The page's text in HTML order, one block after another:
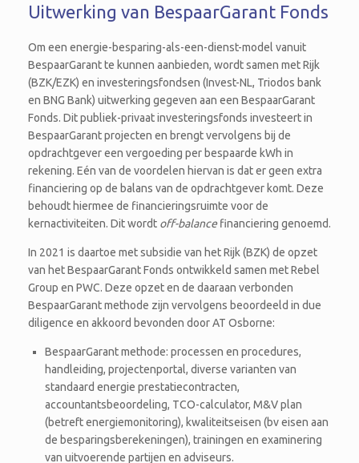
Uitwerking van BespaarGarant Fonds
Om een energie-besparing-als-een-dienst-model vanuit
BespaarGarant te kunnen aanbieden, wordt samen met Rijk
(BZK/EZK) en investeringsfondsen (Invest-NL, Triodos bank
en BNG Bank) uitwerking gegeven aan een BespaarGarant
Fonds. Dit publiek-privaat investeringsfonds investeert in
BespaarGarant projecten en brengt vervolgens bij de
opdrachtgever een vergoeding per bespaarde kWh in
rekening. Eén van de voordelen hiervan is dat er geen extra
financiering op de balans van de opdrachtgever komt. Deze
behoudt hiermee de financieringsruimte voor de
kernactiviteiten. Dit wordt off-balancefinanciering genoemd.
In 2021 is daartoe met subsidie van het Rijk (BZK) de opzet
van het BespaarGarant Fonds ontwikkeld samen met Rebel
Group en PWC. Deze opzet en de daaraan verbonden
BespaarGarant methode zijn vervolgens beoordeeld in due
diligence en akkoord bevonden door AT Osborne:
BespaarGarant methode: processen en procedures,
handleiding, projectenportal, diverse varianten van
standaard energie prestatiecontracten,
accountantsbeoordeling, TCO-calculator, M&V plan
(betreft energiemonitoring), kwaliteitseisen (bv eisen aan
de besparingsberekeningen), trainingen en examinering
van uitvoerende partijen en adviseurs.